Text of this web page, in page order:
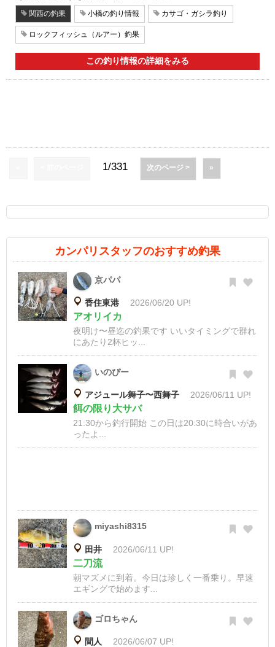
関西の釣果 小橋の釣り情報 カサゴ・ガシラ釣り
ロックフィッシュ（ルアー）釣果
この釣り情報の詳細をみる
1/331 次のページ > »
カンパリスタッフのおすすめ釣果
京パパ
香住東港 2026/06/20 UP!
アオリイカ
夜明け〜昼迄の釣果です いいタイミングで群れ
にあたり2杯ヒッ...
いのぴー
アジュール舞子〜西舞子 2026/06/11 UP!
餌の限り大サバ
21:30から釣行開始 この日は20:30に時合いがあ
ったよ...
miyashi8315
田井 2026/06/11 UP!
二刀流
朝マズメに到着。今日は珍しく一番乗り。早速
エギングで始めます...
ゴロちゃん
間人 2026/06/07 UP!